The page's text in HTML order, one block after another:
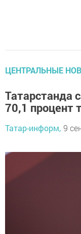
ЦЕНТРАЛЬНЫЕ
Татарстанда
70,1 процент
Татар-информ, 9